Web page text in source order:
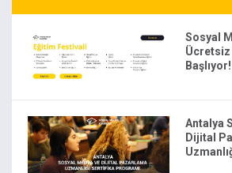
Sosyal
Ücretsiz
Başlıyor!
Antalya
Dijital